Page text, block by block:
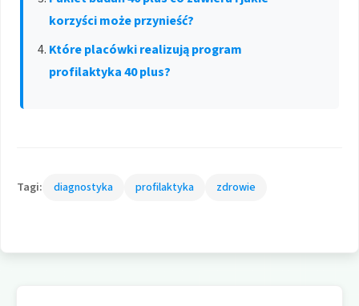
korzyści może przynieść?
Które placówki realizują program
profilaktyka 40 plus?
Tagi: diagnostyka profilaktyka zdrowie